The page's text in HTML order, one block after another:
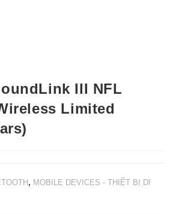
III NFL
Limited
, MOBILE DEVICES - THIẾT BỊ DI